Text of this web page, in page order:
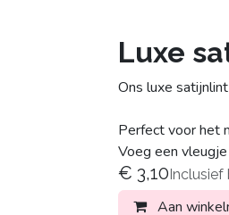
Luxe
Ons luxe
Perfect voor het
Voeg een
€ 3,10Inclusief
Aan